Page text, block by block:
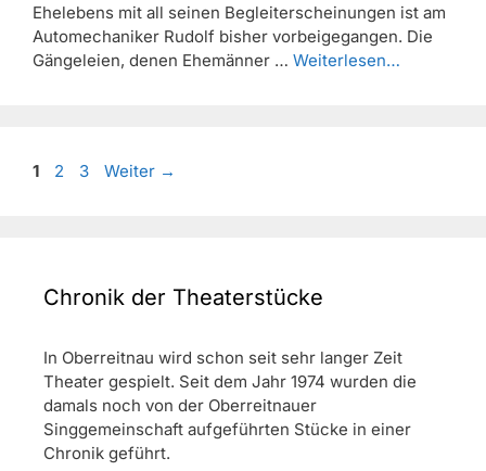
Ehelebens mit all seinen Begleiterscheinungen ist am
Automechaniker Rudolf bisher vorbeigegangen. Die
Gängeleien, denen Ehemänner … Weiterlesen…
Seite
1 Seite
2 Seite
3 Weiter →
Chronik der Theaterstücke
In Oberreitnau wird schon seit sehr langer Zeit
Theater gespielt. Seit dem Jahr 1974 wurden die
damals noch von der Oberreitnauer
Singgemeinschaft aufgeführten Stücke in einer
Chronik geführt.